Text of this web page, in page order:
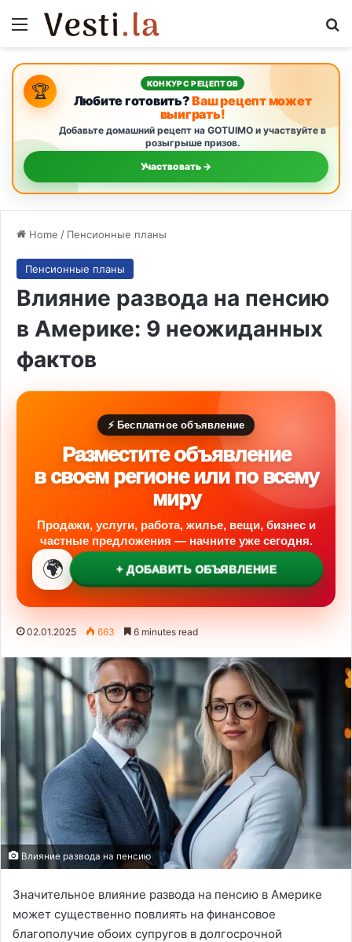
Menu
🏆 КОНКУРС РЕЦЕПТОВ
Любите готовить?Ваш рецепт может
выиграть!
Добавьте домашний рецепт на GOTUIMO и участвуйте в
розыгрыше призов.
Участвовать →
Home / Пенсионные планы
Пенсионные планы
Влияние развода на пенсию
в Америке: 9 неожиданных
фактов
⚡ Бесплатное объявление
Разместите объявление
в своем регионе или по всему
миру
Продажи, услуги, работа, жилье, вещи, бизнес и
частные предложения — начните уже сегодня.
🌍 + ДОБАВИТЬ ОБЪЯВЛЕНИЕ
02.01.2025 663 6 minutes read
Влияние развода на пенсию
Значительное влияние развода на пенсию в Америке
может существенно повлиять на финансовое
благополучие обоих супругов в долгосрочной